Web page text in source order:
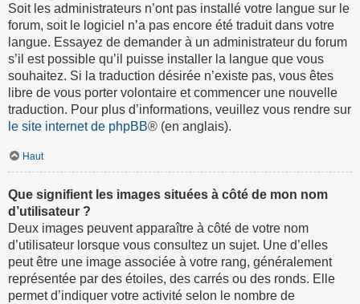
Soit les administrateurs n’ont pas installé votre langue sur le
forum, soit le logiciel n’a pas encore été traduit dans votre
langue. Essayez de demander à un administrateur du forum
s’il est possible qu’il puisse installer la langue que vous
souhaitez. Si la traduction désirée n’existe pas, vous êtes
libre de vous porter volontaire et commencer une nouvelle
traduction. Pour plus d’informations, veuillez vous rendre sur
le site internet de phpBB® (en anglais).
Haut
Que signifient les images situées à côté de mon nom
d’utilisateur ?
Deux images peuvent apparaître à côté de votre nom
d’utilisateur lorsque vous consultez un sujet. Une d’elles
peut être une image associée à votre rang, généralement
représentée par des étoiles, des carrés ou des ronds. Elle
permet d’indiquer votre activité selon le nombre de